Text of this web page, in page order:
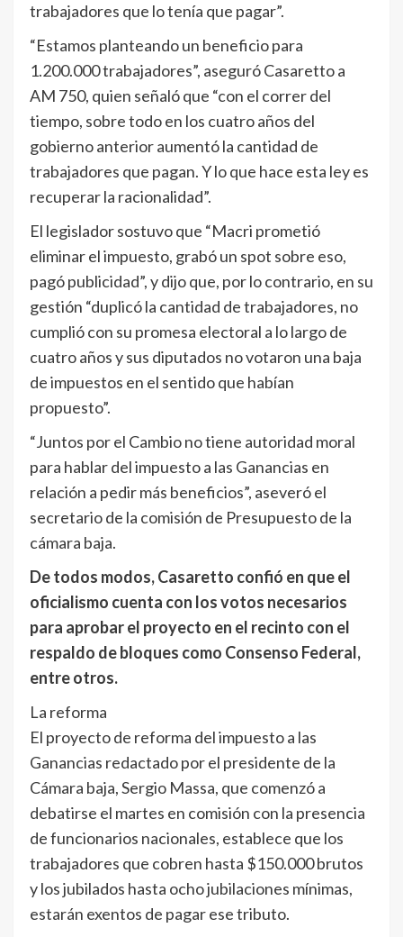
trabajadores que lo tenía que pagar”.
“Estamos planteando un beneficio para
1.200.000 trabajadores”, aseguró Casaretto a
AM 750, quien señaló que “con el correr del
tiempo, sobre todo en los cuatro años del
gobierno anterior aumentó la cantidad de
trabajadores que pagan. Y lo que hace esta ley es
recuperar la racionalidad”.
El legislador sostuvo que “Macri prometió
eliminar el impuesto, grabó un spot sobre eso,
pagó publicidad”, y dijo que, por lo contrario, en su
gestión “duplicó la cantidad de trabajadores, no
cumplió con su promesa electoral a lo largo de
cuatro años y sus diputados no votaron una baja
de impuestos en el sentido que habían
propuesto”.
“Juntos por el Cambio no tiene autoridad moral
para hablar del impuesto a las Ganancias en
relación a pedir más beneficios”, aseveró el
secretario de la comisión de Presupuesto de la
cámara baja.
De todos modos, Casaretto confió en que el
oficialismo cuenta con los votos necesarios
para aprobar el proyecto en el recinto con el
respaldo de bloques como Consenso Federal,
entre otros.
La reforma
El proyecto de reforma del impuesto a las
Ganancias redactado por el presidente de la
Cámara baja, Sergio Massa, que comenzó a
debatirse el martes en comisión con la presencia
de funcionarios nacionales, establece que los
trabajadores que cobren hasta $150.000 brutos
y los jubilados hasta ocho jubilaciones mínimas,
estarán exentos de pagar ese tributo.